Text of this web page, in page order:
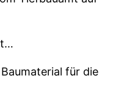
für die